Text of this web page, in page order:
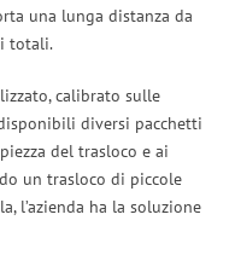
una lunga distanza da
totali.
calibrato sulle
diversi pacchetti
del trasloco e ai
un trasloco di piccole
l’azienda ha la soluzione